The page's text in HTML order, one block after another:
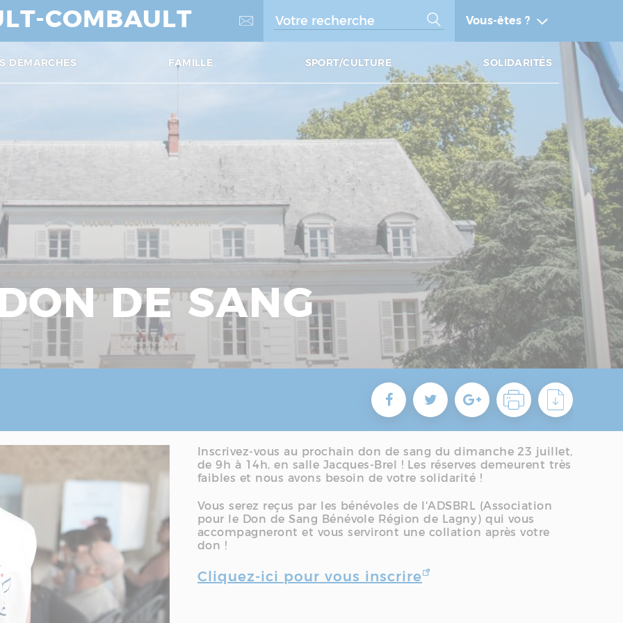
COMBAULT Vous-êtes ?
DÉMARCHES FAMILLE SPORT/CULTURE SOLIDARITÉS
DE SANG
Inscrivez-vous au prochain don de sang du dimanche 23 juillet,
de 9h à 14h, en salle Jacques-Brel ! Les réserves demeurent très
faibles et nous avons besoin de votre solidarité !
Vous serez reçus par les bénévoles de l'ADSBRL (Association
pour le Don de Sang Bénévole Région de Lagny) qui vous
accompagneront et vous serviront une collation après votre
don !
Cliquez-ici pour vous inscrire